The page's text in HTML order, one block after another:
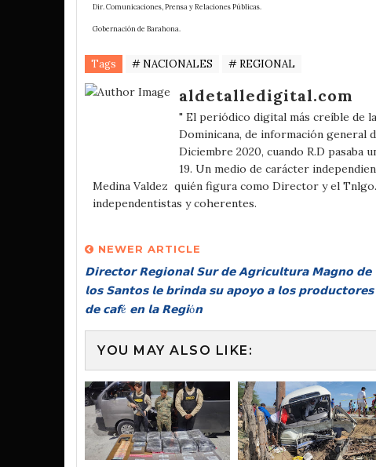
Dir. Comunicaciones, Prensa y Relaciones Públicas.
Gobernación de Barahona.
Tags # NACIONALES # REGIONAL
aldetalledigital.com
" El periódico digital más creíble de
Dominicana, de información general
Diciembre 2020, cuando R.D pasaba
19. Un medio de carácter
Medina Valdez quién figura como Director y el
independentistas y coherentes.
NEWER ARTICLE
𝗗𝗶𝗿𝗲𝗰𝘁𝗼𝗿 𝗥𝗲𝗴𝗶𝗼𝗻𝗮𝗹 𝗦𝘂𝗿 𝗱𝗲 𝗔𝗴𝗿𝗶𝗰𝘂𝗹𝘁𝘂𝗿𝗮 𝗠𝗮𝗴𝗻𝗼 𝗱𝗲
𝗹𝗼𝘀 𝗦𝗮𝗻𝘁𝗼𝘀 𝗹𝗲 𝗯𝗿𝗶𝗻𝗱𝗮 𝘀𝘂 𝗮𝗽𝗼𝘆𝗼 𝗮 𝗹𝗼𝘀 𝗽𝗿𝗼𝗱𝘂𝗰𝘁𝗼𝗿𝗲𝘀
𝗱𝗲 𝗰𝗮𝗳é 𝗲𝗻 𝗹𝗮 𝗥𝗲𝗴𝗶ó𝗻
YOU MAY ALSO LIKE: